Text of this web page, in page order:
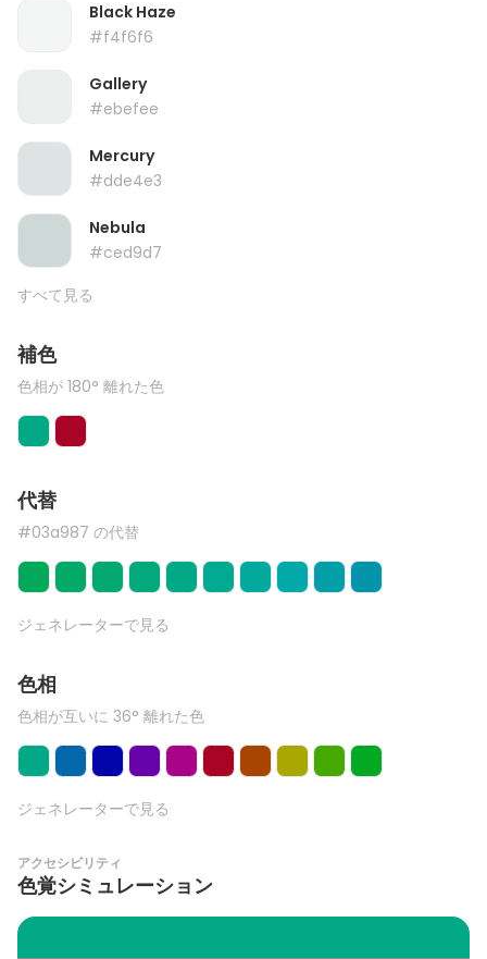
Black Haze
#f4f6f6
Gallery
#ebefee
Mercury
#dde4e3
Nebula
#ced9d7
すべて見る
補色
色相が 180° 離れた色
代替
#03a987 の代替
ジェネレーターで見る
色相
色相が互いに 36° 離れた色
ジェネレーターで見る
アクセシビリティ
色覚シミュレーション